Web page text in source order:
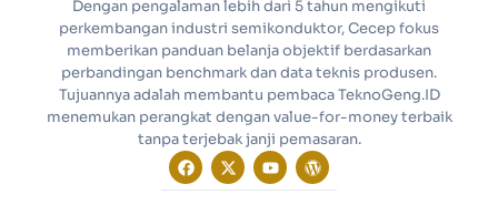
Dengan pengalaman lebih dari 5 tahun mengikuti
perkembangan industri semikonduktor, Cecep fokus
memberikan panduan belanja objektif berdasarkan
perbandingan benchmark dan data teknis produsen.
Tujuannya adalah membantu pembaca TeknoGeng.ID
menemukan perangkat dengan value-for-money terbaik
tanpa terjebak janji pemasaran.